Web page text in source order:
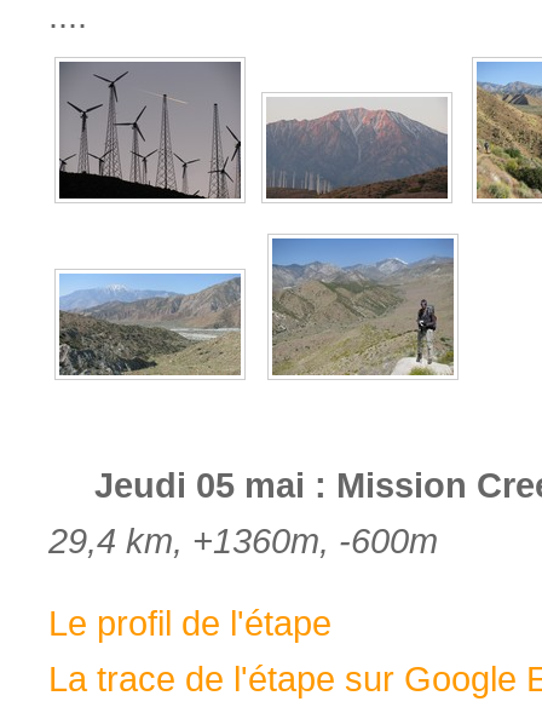
....
Jeudi 05 mai : Mission
29,4 km, +1360m, -600m
Le profil de l'étape
La trace de l'étape sur Google